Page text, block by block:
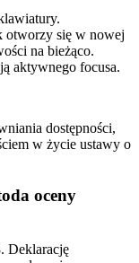
otworzy się w nowej
na bieżąco.
aktywnego focusa.
dostępności,
w życie ustawy o
oceny
. Deklarację